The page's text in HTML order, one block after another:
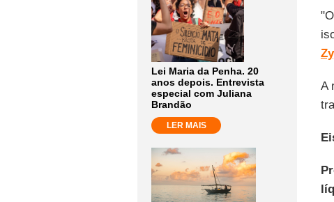
Lei Maria da Penha. 20
anos depois. Entrevista
especial com Juliana
Brandão
LER MAIS
A